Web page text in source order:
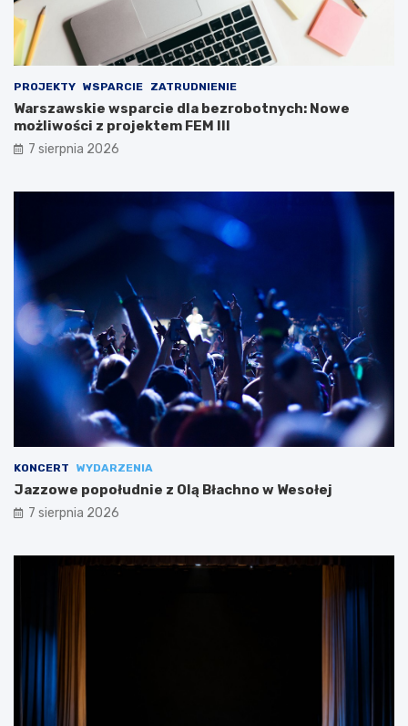
PROJEKTY WSPARCIE ZATRUDNIENIE
Warszawskie wsparcie dla bezrobotnych: Nowe
możliwości z projektem FEM III
7 sierpnia 2026
KONCERT WYDARZENIA
Jazzowe popołudnie z Olą Błachno w Wesołej
7 sierpnia 2026